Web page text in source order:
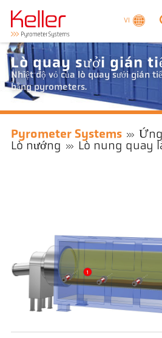
VI
Lò quay sưởi gián
Nhiệt độ vỏ của lò quay sưởi gián
bằng pyrometers.
Pyrometer Systems
Lò nướng
Lò nung quay